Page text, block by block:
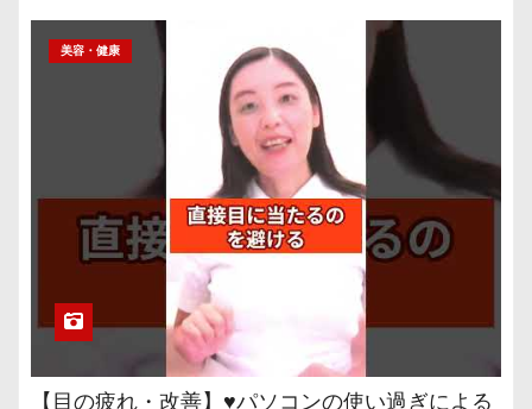
美容・健康
【目の疲れ・改善】♥パソコンの使い過ぎによる